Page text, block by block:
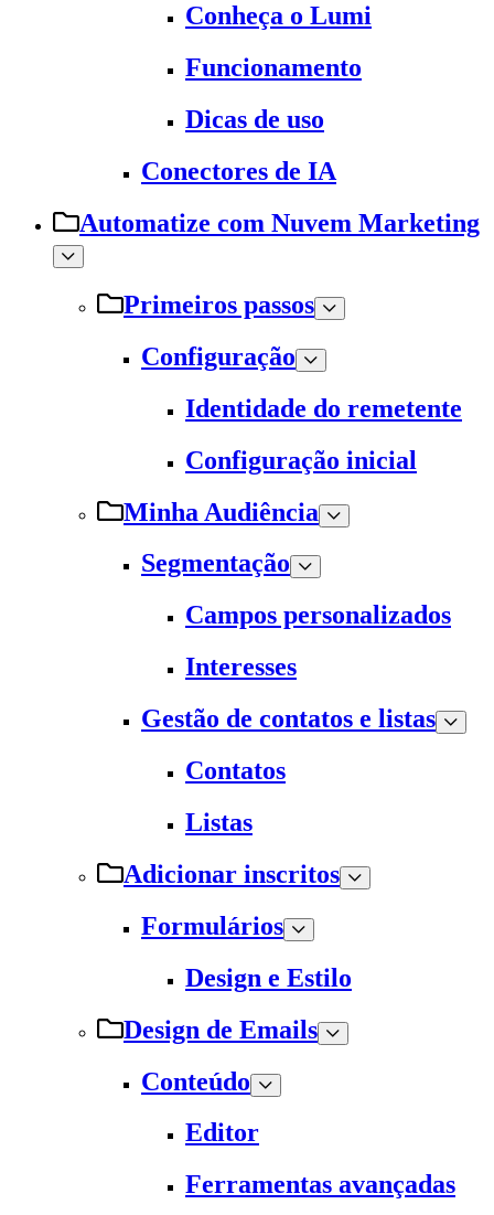
Conheça o Lumi
Funcionamento
Dicas de uso
Conectores de IA
Automatize com Nuvem Marketing
Primeiros passos
Configuração
Identidade do remetente
Configuração inicial
Minha Audiência
Segmentação
Campos personalizados
Interesses
Gestão de contatos e listas
Contatos
Listas
Adicionar inscritos
Formulários
Design e Estilo
Design de Emails
Conteúdo
Editor
Ferramentas avançadas